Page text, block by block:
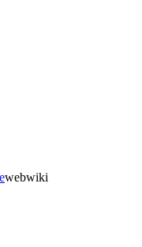
webwiki